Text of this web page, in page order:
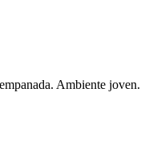
Ambiente joven.